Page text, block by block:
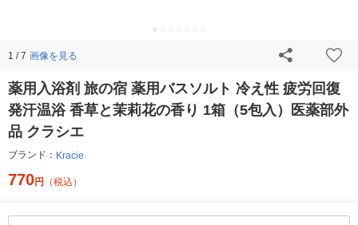
1 / 7 画像を見る
薬用入浴剤 旅の宿 薬用バスソルト 冷え性 疲労回復
発汗温浴 香草と茉莉花の香り 1箱（5包入）医薬部外
品 クラシエ
ブランド： Kracie
770円 （税込）